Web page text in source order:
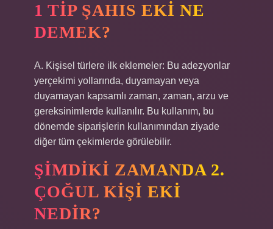
1 TIP ŞAHIS EKI NE
DEMEK?
A. Kişisel türlere ilk eklemeler: Bu adezyonlar
yerçekimi yollarında, duyamayan veya
duyamayan kapsamlı zaman, zaman, arzu ve
gereksinimlerde kullanılır. Bu kullanım, bu
dönemde siparişlerin kullanımından ziyade
diğer tüm çekimlerde görülebilir.
ŞIMDIKI ZAMANDA 2.
ÇOĞUL KIŞI EKI
NEDIR?